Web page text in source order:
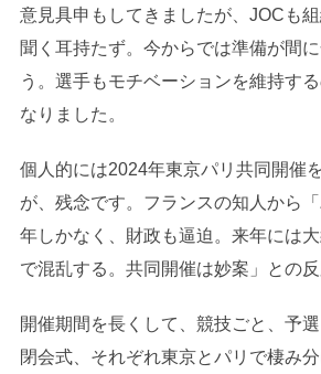
意見具申もしてきましたが、JOCも
聞く耳持たず。今からでは準備が間
う。選手もモチベーションを維持す
なりました。
個人的には2024年東京パリ共同開催
が、残念です。フランスの知人から
年しかなく、財政も逼迫。来年には
で混乱する。共同開催は妙案」との反
開催期間を長くして、競技ごと、予
閉会式、それぞれ東京とパリで棲み